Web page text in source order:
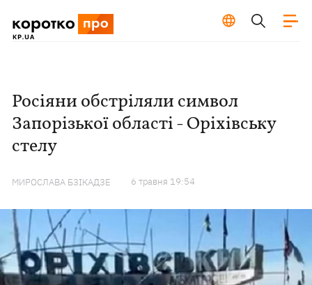
Росіяни обстріляли символ
Запорізької області - Оріхівську
стелу
МИРОСЛАВА БЗІКАДЗЕ 6 травня 19:54